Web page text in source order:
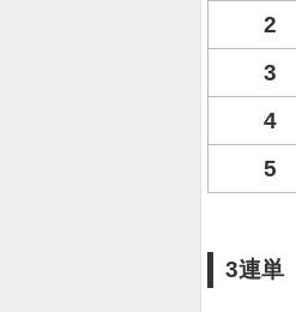
2
3
4
5
3連単